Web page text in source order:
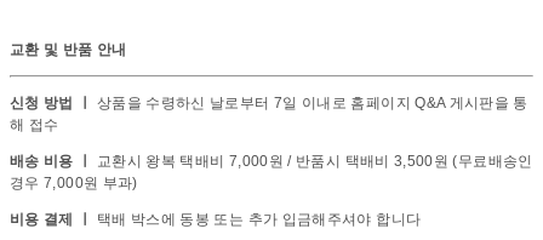
교환 및 반품 안내
신청 방법 ㅣ 상품을 수령하신 날로부터 7일 이내로 홈페이지 Q&A 게시판을 통
해 접수
배송 비용 ㅣ 교환시 왕복 택배비 7,000원 / 반품시 택배비 3,500원 (무료배송인
경우 7,000원 부과)
비용 결제 ㅣ 택배 박스에 동봉 또는 추가 입금해주셔야 합니다